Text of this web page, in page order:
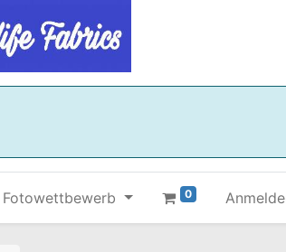
Fotowettbewerb 0